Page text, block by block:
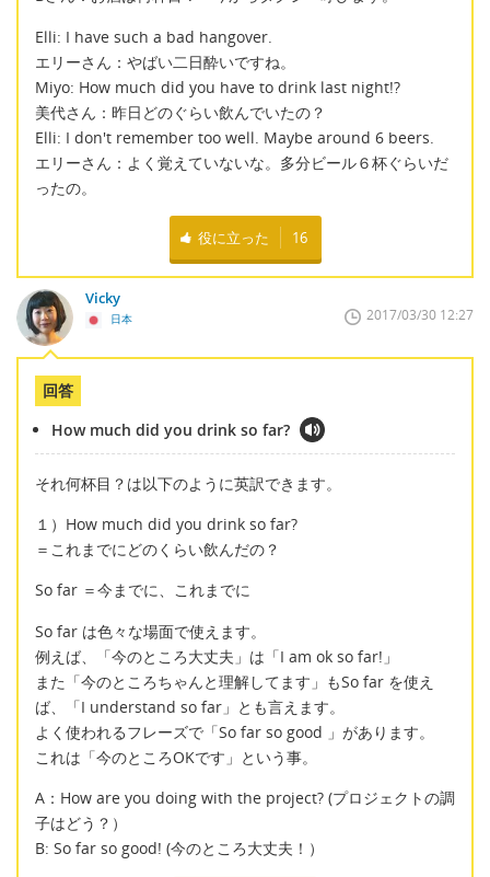
Elli: I have such a bad hangover.
エリーさん：やばい二日酔いですね。
Miyo: How much did you have to drink last night!?
美代さん：昨日どのぐらい飲んでいたの？
Elli: I don't remember too well. Maybe around 6 beers.
エリーさん：よく覚えていないな。多分ビール６杯ぐらいだ
ったの。
役に立った 16
Vicky
日本 2017/03/30 12:27
回答
How much did you drink so far?
それ何杯目？は以下のように英訳できます。
１）How much did you drink so far?
＝これまでにどのくらい飲んだの？
So far ＝今までに、これまでに
So far は色々な場面で使えます。
例えば、「今のところ大丈夫」は「I am ok so far!」
また「今のところちゃんと理解してます」もSo far を使え
ば、「I understand so far」とも言えます。
よく使われるフレーズで「So far so good 」があります。
これは「今のところOKです」という事。
A：How are you doing with the project? (プロジェクトの調
子はどう？）
B: So far so good! (今のところ大丈夫！）